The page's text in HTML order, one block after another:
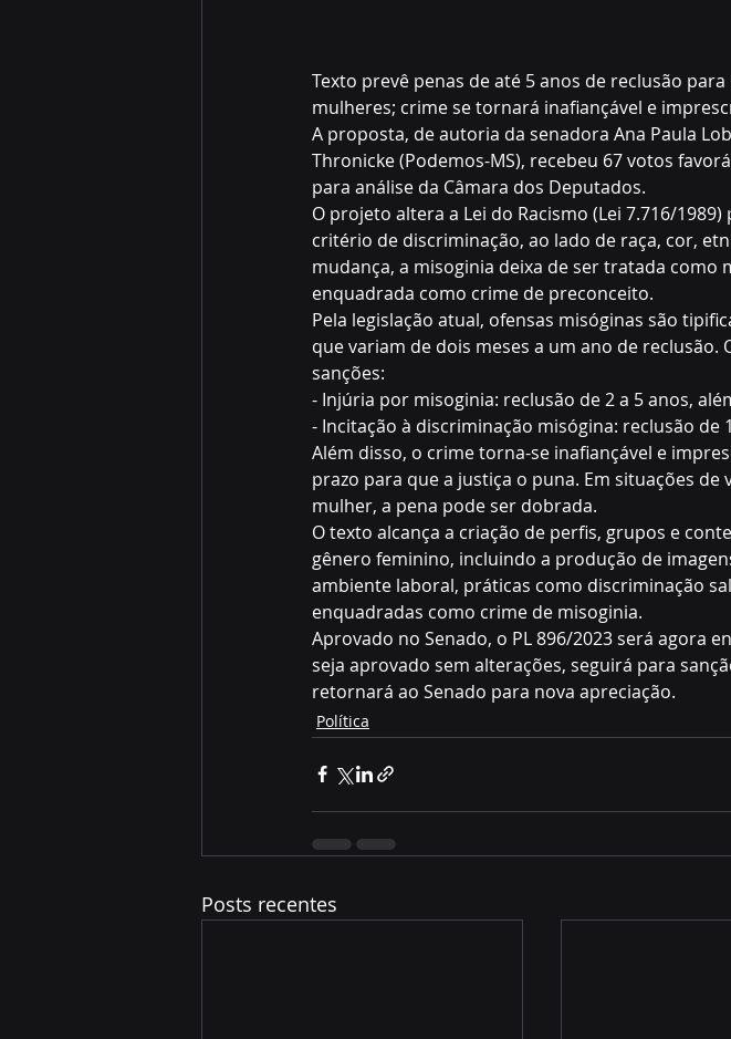
Texto prevê penas de até 5 anos de reclusão
mulheres; crime se tornará inafiançável e
A proposta, de autoria da senadora Ana Paula
Thronicke (Podemos-MS), recebeu 67 votos
para análise da Câmara dos Deputados.
O projeto altera a Lei do Racismo (Lei 7.716/
critério de discriminação, ao lado de raça, cor,
mudança, a misoginia deixa de ser tratada como
enquadrada como crime de preconceito.
Pela legislação atual, ofensas misóginas são
que variam de dois meses a um ano de reclusão.
sanções:
- Injúria por misoginia: reclusão de 2 a 5 anos,
- Incitação à discriminação misógina: reclusão de
Além disso, o crime torna-se inafiançável e
prazo para que a justiça o puna. Em situações
mulher, a pena pode ser dobrada.
O texto alcança a criação de perfis, grupos e
gênero feminino, incluindo a produção de
ambiente laboral, práticas como discriminação
enquadradas como crime de misoginia.
Aprovado no Senado, o PL 896/2023 será agora
seja aprovado sem alterações, seguirá para
retornará ao Senado para nova apreciação.
Política
Posts recentes